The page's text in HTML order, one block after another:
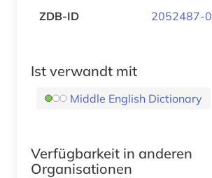
ZDB-ID 2052487-0
Ist verwandt mit
Middle English Dictionary
Verfügbarkeit in anderen
Organisationen